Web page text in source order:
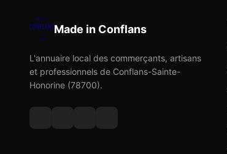
Made in Conflans
L'annuaire local des commerçants, artisans
et professionnels de Conflans-Sainte-
Honorine (78700).